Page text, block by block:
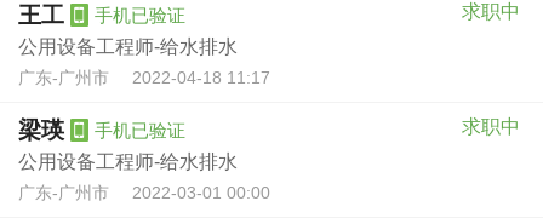
王工 手机已验证
求职中
公用设备工程师-给水排水
广东-广州市 2022-04-18 11:17
梁瑛 手机已验证
求职中
公用设备工程师-给水排水
广东-广州市 2022-03-01 00:00